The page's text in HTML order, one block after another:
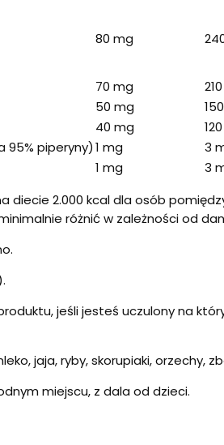
80 mg
70 mg
50 mg
40 mg
95% piperyny)1 mg 3
1 mg 3
diecie 2.000 kcal dla osób
różnić w zależności od
jeśli jesteś uczulony na
jaja, ryby, skorupiaki, orzechy,
miejscu, z dala od dzieci.